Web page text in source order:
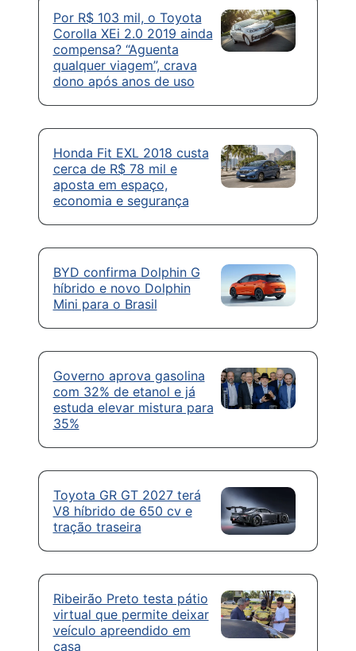
Por R$ 103 mil, o Toyota
Corolla XEi 2.0 2019 ainda
compensa? “Aguenta
qualquer viagem”, crava
dono após anos de uso
Honda Fit EXL 2018 custa
cerca de R$ 78 mil e
aposta em espaço,
economia e segurança
BYD confirma Dolphin G
híbrido e novo Dolphin
Mini para o Brasil
Governo aprova gasolina
com 32% de etanol e já
estuda elevar mistura para
35%
Toyota GR GT 2027 terá
V8 híbrido de 650 cv e
tração traseira
Ribeirão Preto testa pátio
virtual que permite deixar
veículo apreendido em
casa